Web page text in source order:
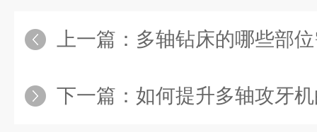
上一篇： 多轴钻床的哪些部
下一篇： 如何提升多轴攻牙